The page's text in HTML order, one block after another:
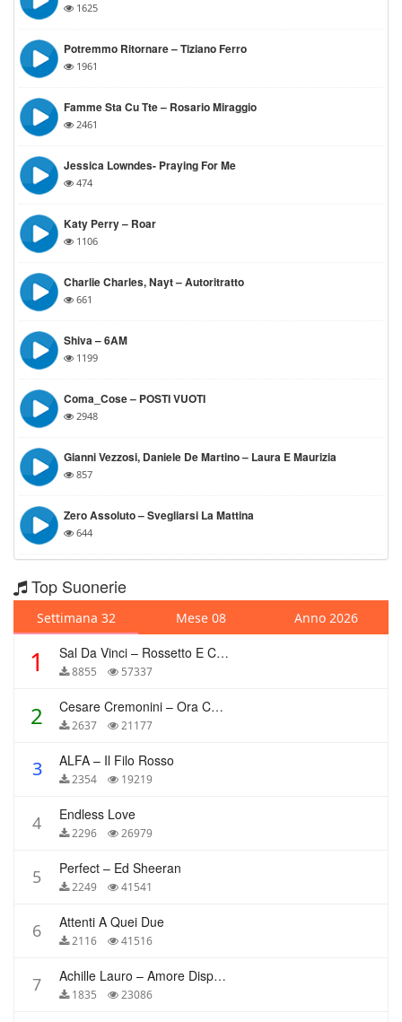
1625
Potremmo Ritornare – Tiziano Ferro
1961
Famme Sta Cu Tte – Rosario Miraggio
2461
Jessica Lowndes- Praying For Me
474
Katy Perry – Roar
1106
Charlie Charles, Nayt – Autoritratto
661
Shiva – 6AM
1199
Coma_Cose – POSTI VUOTI
2948
Gianni Vezzosi, Daniele De Martino – Laura E Maurizia
857
Zero Assoluto – Svegliarsi La Mattina
644
Top Suonerie
Settimana 32 Mese 08 Anno 2026
1 Sal Da Vinci – Rossetto E Caffè
8855 57337
2 Cesare Cremonini – Ora Che Non Ho Più Te
2637 21177
3 ALFA – Il Filo Rosso
2354 19219
4 Endless Love
2296 26979
5 Perfect – Ed Sheeran
2249 41541
6 Attenti A Quei Due
2116 41516
7 Achille Lauro – Amore Disperato
1835 23086